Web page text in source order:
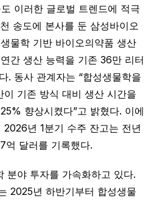
이러한 글로벌 트렌드에 적극
송도에 본사를 둔 삼성바이오
물학 기반 바이오의약품 생산
간 생산 능력을 기존 36만 리터
. 동사 관계자는 “합성생물학을
이 기존 방식 대비 생산 시간을
향상시켰다”고 밝혔다. 이에
년 1분기 수주 잔고는 전년
달러를 기록했다.
분야 투자를 가속화하고 있다.
2025년 하반기부터 합성생물